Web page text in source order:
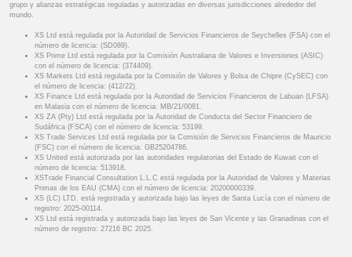
grupo y alianzas estratégicas reguladas y autorizadas en diversas jurisdicciones alrededor del
mundo.
XS Ltd está regulada por la Autoridad de Servicios Financieros de Seychelles (FSA) con el
número de licencia: (SD089).
XS Prime Ltd está regulada por la Comisión Australiana de Valores e Inversiones (ASIC)
con el número de licencia: (374409).
XS Markets Ltd está regulada por la Comisión de Valores y Bolsa de Chipre (CySEC) con
el número de licencia: (412/22).
XS Finance Ltd está regulada por la Autoridad de Servicios Financieros de Labuan (LFSA)
en Malasia con el número de licencia: MB/21/0081.
XS ZA (Pty) Ltd está regulada por la Autoridad de Conducta del Sector Financiero de
Sudáfrica (FSCA) con el número de licencia: 53199.
XS Trade Services Ltd está regulada por la Comisión de Servicios Financieros de Mauricio
(FSC) con el número de licencia: GB25204786.
XS United está autorizada por las autoridades regulatorias del Estado de Kuwait con el
número de licencia: 513918.
XSTrade Financial Consultation L.L.C está regulada por la Autoridad de Valores y Materias
Primas de los EAU (CMA) con el número de licencia: 20200000339.
XS (LC) LTD. está registrada y autorizada bajo las leyes de Santa Lucía con el número de
registro: 2025-00114.
XS Ltd está registrada y autorizada bajo las leyes de San Vicente y las Granadinas con el
número de registro: 27216 BC 2025.